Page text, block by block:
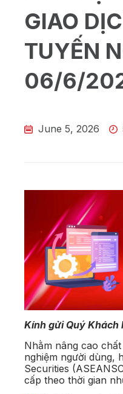
GIAO
TUYẾN
06/6/
June 5, 2026
Kính gửi Quý Khách
Nhằm nâng cao
nghiệm người dùng,
Securities
cấp theo thời gian